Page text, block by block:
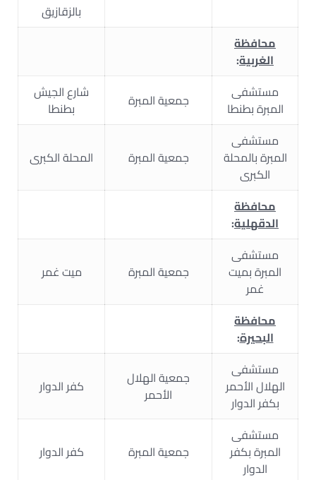
بالزقازيق
محافظة
الغربية:
مستشفى
المبرة بطنطا
جمعية المبرة
شارع الجيش
بطنطا
مستشفى
المبرة بالمحلة
الكبرى
جمعية المبرة المحلة الكبرى
محافظة
الدقهلية:
مستشفى
المبرة بميت
غمر
جمعية المبرة ميت غمر
محافظة
البحيرة:
مستشفى
الهلال الأحمر
بكفر الدوار
جمعية الهلال
الأحمر
كفر الدوار
مستشفى
المبرة بكفر
الدوار
جمعية المبرة كفر الدوار